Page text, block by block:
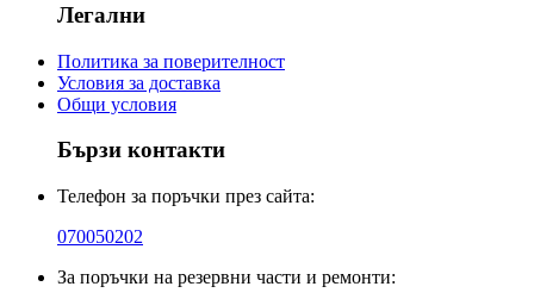
Легални
Политика за поверителност
Условия за доставка
Общи условия
Бързи контакти
Телефон за поръчки през сайта:
070050202
За поръчки на резервни части и ремонти: